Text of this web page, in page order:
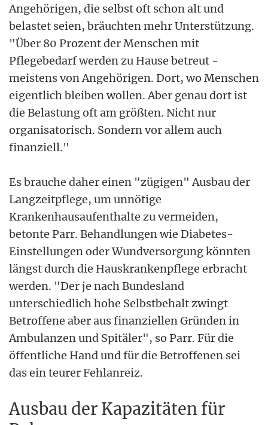
Angehörigen, die selbst oft schon alt und
belastet seien, bräuchten mehr Unterstützung.
"Über 80 Prozent der Menschen mit
Pflegebedarf werden zu Hause betreut -
meistens von Angehörigen. Dort, wo Menschen
eigentlich bleiben wollen. Aber genau dort ist
die Belastung oft am größten. Nicht nur
organisatorisch. Sondern vor allem auch
finanziell."
Es brauche daher einen "zügigen" Ausbau der
Langzeitpflege, um unnötige
Krankenhausaufenthalte zu vermeiden,
betonte Parr. Behandlungen wie Diabetes-
Einstellungen oder Wundversorgung könnten
längst durch die Hauskrankenpflege erbracht
werden. "Der je nach Bundesland
unterschiedlich hohe Selbstbehalt zwingt
Betroffene aber aus finanziellen Gründen in
Ambulanzen und Spitäler", so Parr. Für die
öffentliche Hand und für die Betroffenen sei
das ein teurer Fehlanreiz.
Ausbau der Kapazitäten für